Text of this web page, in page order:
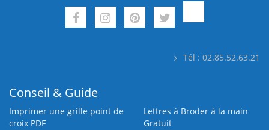
Tél : 02.85.52.63.21
Conseil & Guide
Imprimer une grille point de
croix PDF
Lettres à Broder à la main
Gratuit